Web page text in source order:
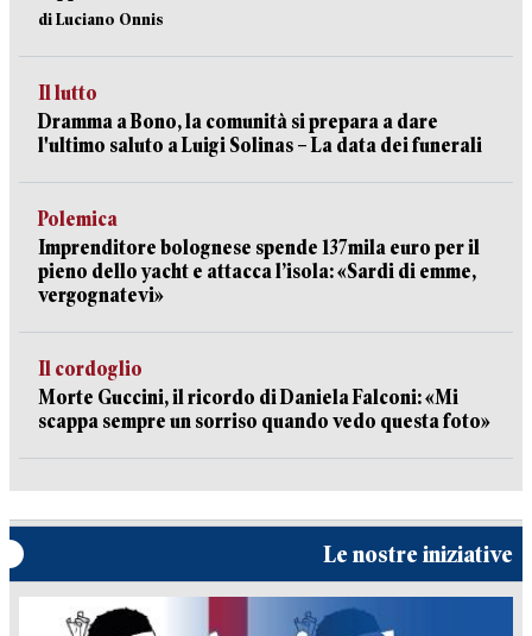
di Luciano Onnis
Il lutto
Dramma a Bono, la comunità si prepara a dare
l'ultimo saluto a Luigi Solinas – La data dei funerali
Polemica
Imprenditore bolognese spende 137mila euro per il
pieno dello yacht e attacca l’isola: «Sardi di emme,
vergognatevi»
Il cordoglio
Morte Guccini, il ricordo di Daniela Falconi: «Mi
scappa sempre un sorriso quando vedo questa foto»
Le nostre iniziative